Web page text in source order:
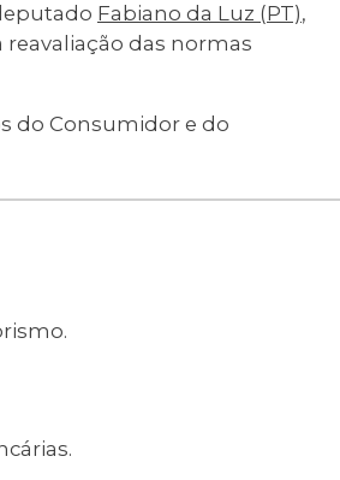
Fabiano da Luz (PT),
das normas
do Consumidor e do